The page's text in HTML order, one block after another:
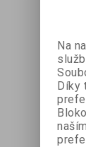
Na
Díky